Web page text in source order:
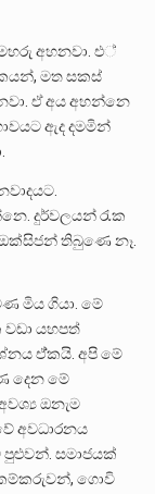
අහනවා. එ්
මත සකස්
ඒ අය අහන්නෙ
ඇද දමමින්
දුර්වලයන් රැක
තිබුණෙ නෑ.
මිය ගියා. මේ
වඩා යහපත්
ඒ්කයි. අපි මේ
දෙන මේ
ඔනැම
අවධාරනය
සමාජයක්
කම්කරුවන්, ගොවි